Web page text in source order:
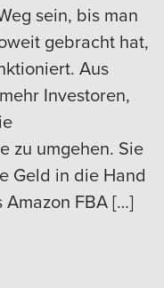
sein, bis man
gebracht hat,
Aus
Investoren,
zu umgehen. Sie
Geld in die Hand
FBA […]